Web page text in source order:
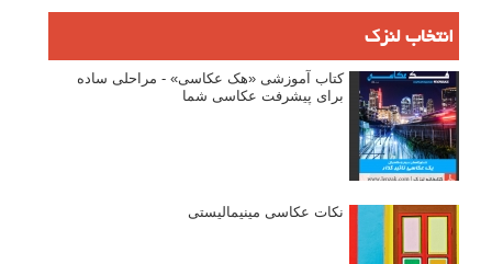
انتخاب لنزک
کتاب آموزشی «هک عکاسی» - مراحلی ساده
برای پیشرفت عکاسی شما
نکات عکاسی مینیمالیستی